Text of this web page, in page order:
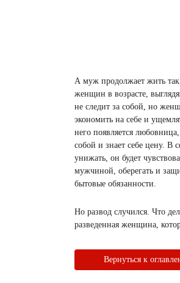
А муж продолжает жить
женщин в возрасте,
не следит за собой, но
экономить на себе и
него появляется
собой и знает себе цену. В
унижать, он будет
мужчиной, оберегать и
бытовые обязанности.
Но развод случился. Что
разведенная женщина,
Вернуться к